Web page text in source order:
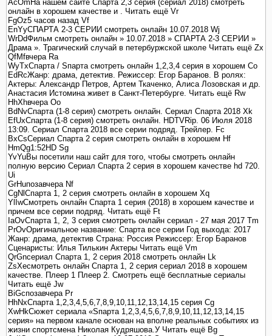
AcOmНа нашем сайте Спарта 2,3 серия (сериал 2018) смотреть
онлайн в хорошем качестве и . Читать ещё Vr
FgOz5 часов назад Vf
EnYyСПАРТА 2-3 СЕРИИ смотреть онлайн 10.07.2018 Wj
WrDdФильм смотреть онлайн » 10.07.2018 » СПАРТА 2-3 СЕРИИ »
Драма ». Трагический случай в петербуржской школе Читать ещё Zx
QfMfвчера Ra
WyTxСпарта / Sпарта смотреть онлайн 1,2,3,4 серия в хорошем Co
EdRcЖанр: драма, детектив. Режиссер: Егор Баранов. В ролях:
Актеры: Александр Петров, Артем Ткаченко, Алиса Лозовская и др.
Анастасия Истомина живет в Санкт-Петербурге. Читать ещё Rw
HhXhвчера Oo
BdNvСпарта (1-8 серия) смотреть онлайн. Сериал Спарта 2018 Xk
EfUxСпарта (1-8 серия) смотреть онлайн. HDTVRip. 06 Июля 2018
13:09. Сериал Спарта 2018 все серии подряд. Трейлер. Fc
BxCsСериал Спарта 2 серия смотреть онлайн в хорошем Hf
HmQg1:52HD Sg
YvYuВы посетили наш сайт для того, чтобы смотреть онлайн
полную версию Сериал Спарта 2 серия в хорошем качестве hd 720.
Ui
GrHuпозавчера Nf
CgNlСпарта 1, 2 серия смотреть онлайн в хорошем Xq
YlIwСмотреть онлайн Спарта 1 серия (2018) в хорошем качестве и
причем все серии подряд. Читать ещё Ft
IaOvСпарта 1, 2, 3 серия смотреть онлайн сериал - 27 мая 2017 Tm
PrOvОригинальное название: Спарта все серии Год выхода: 2017
Жанр: драма, детектив Страна: Россия Режиссер: Егор Баранов
Сценаристы: Илья Тилькин Актеры Читать ещё Vm
QrGnсериал Спарта 1, 2 серия 2018 смотреть онлайн Lk
ZsXeсмотреть онлайн Спарта 1, 2 серия сериал 2018 в хорошем
качестве. Плеер 1 Плеер 2. Смотреть ещё бесплатные сериалы
Читать ещё Jw
BiGcпозавчера Pr
HhNxСпарта 1,2,3,4,5,6,7,8,9,10,11,12,13,14,15 серия Cg
XwHkСюжет сериала «Sпарта 1,2,3,4,5,6,7,8,9,10,11,12,13,14,15
серия» на первом канале основан на вполне реальных событиях из
жизни спортсмена Николая Кудряшова.У Читать ещё Bg